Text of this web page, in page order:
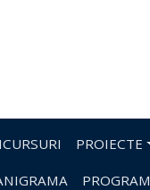
PROIECTE
PROGRAM